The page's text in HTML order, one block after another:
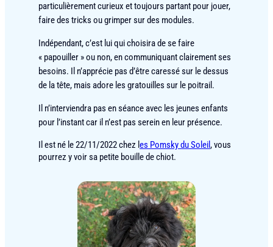
particulièrement curieux et toujours partant pour jouer,
faire des tricks ou grimper sur des modules.
Indépendant, c’est lui qui choisira de se faire
« papouiller » ou non, en communiquant clairement ses
besoins. Il n’apprécie pas d’être caressé sur le dessus
de la tête, mais adore les gratouilles sur le poitrail.
Il n’interviendra pas en séance avec les jeunes enfants
pour l’instant car il n’est pas serein en leur présence.
Il est né le 22/11/2022 chez les Pomsky du Soleil, vous
pourrez y voir sa petite bouille de chiot.